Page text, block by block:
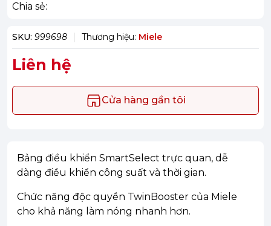
Chia sẻ:
SKU: 999698 Thương hiệu: Miele
Liên hệ
Cửa hàng gần tôi
Bảng điều khiển SmartSelect trực quan, dễ
dàng điều khiển công suất và thời gian.
Chức năng độc quyền TwinBooster của Miele
cho khả năng làm nóng nhanh hơn.